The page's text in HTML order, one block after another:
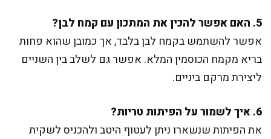
5. האם אפשר להכין את המתכון עם קמח לבן?
אפשר להשתמש בקמח לבן בלבד, אך כמובן שהוא פחות
בריא מקמח הכוסמין המלא. אפשר גם לשלב בין השניים
ליצירת מרקם ביניים.
6. איך לשמור על הפיתות טריות?
את הפיתות שנשארו ניתן לעטוף היטב ולהכניס לשקית